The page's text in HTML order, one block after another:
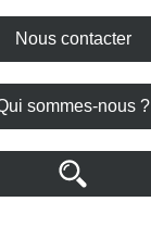
Nous contacter
sommes-nous ?